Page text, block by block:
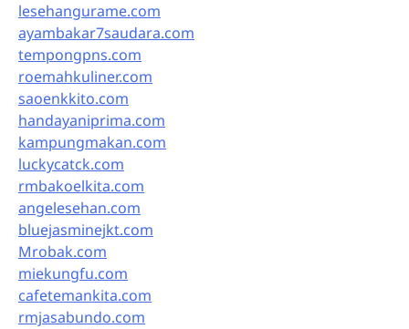
lesehangurame.com
ayambakar7saudara.com
tempongpns.com
roemahkuliner.com
saoenkkito.com
handayaniprima.com
kampungmakan.com
luckycatck.com
rmbakoelkita.com
angelesehan.com
bluejasminejkt.com
Mrobak.com
miekungfu.com
cafetemankita.com
rmjasabundo.com